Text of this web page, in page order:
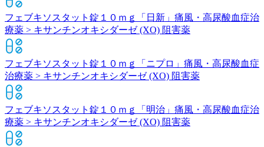
フェブキソスタット錠１０ｍｇ「日新」 痛風・高尿酸血症治
療薬 > キサンチンオキシダーゼ (XO) 阻害薬
フェブキソスタット錠１０ｍｇ「ニプロ」 痛風・高尿酸血症
治療薬 > キサンチンオキシダーゼ (XO) 阻害薬
フェブキソスタット錠１０ｍｇ「明治」 痛風・高尿酸血症治
療薬 > キサンチンオキシダーゼ (XO) 阻害薬